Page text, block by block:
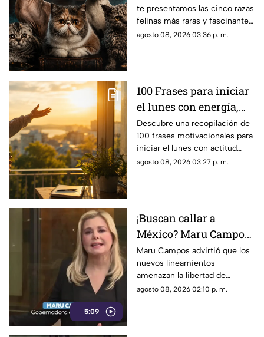
te presentamos las cinco razas
felinas más raras y fascinantes
del planeta por sus singulares
agosto 08, 2026 03:36 p. m.
100 Frases para iniciar
el lunes con energía,
motivación y éxito
Descubre una recopilación de
100 frases motivacionales para
iniciar el lunes con actitud
positiva, superar la rutina y
agosto 08, 2026 03:27 p. m.
5:09
¡Buscan callar a
México? Maru Campos
rechaza regulaciones
que amenazan la
libertad de expresión y
sancionan a la prensa
Maru Campos advirtió que los
nuevos lineamientos
amenazan la libertad de
expresión al permitir al poder
agosto 08, 2026 02:10 p. m.